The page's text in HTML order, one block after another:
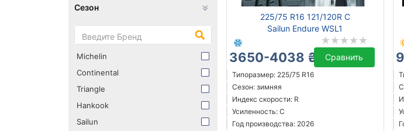
225/75 R16 121/120R C
Sailun Endure WSL1
3650-4038 ₴ Сравнить
Типоразмер: 225/75 R16
Сезон: зимняя
Индекс скорости: R
Усиленность: C
Год производства: 2026
Сезон
Michelin
Continental
Triangle
Hankook
Sailun